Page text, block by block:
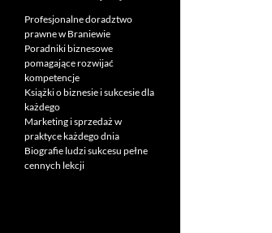
Profesjonalne doradztwo
prawne w Braniewie
Poradniki biznesowe
pomagające rozwijać
kompetencje
Książki o biznesie i sukcesie dla
każdego
Marketing i sprzedaż w
praktyce każdego dnia
Biografie ludzi sukcesu pełne
cennych lekcji